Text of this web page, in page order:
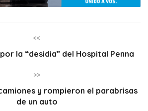
<<
la “desidia” del Hospital Penna
>>
y rompieron el parabrisas
de un auto